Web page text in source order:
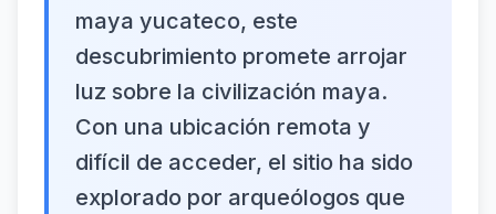
maya yucateco, este
descubrimiento promete arrojar
luz sobre la civilización maya.
Con una ubicación remota y
difícil de acceder, el sitio ha sido
explorado por arqueólogos que